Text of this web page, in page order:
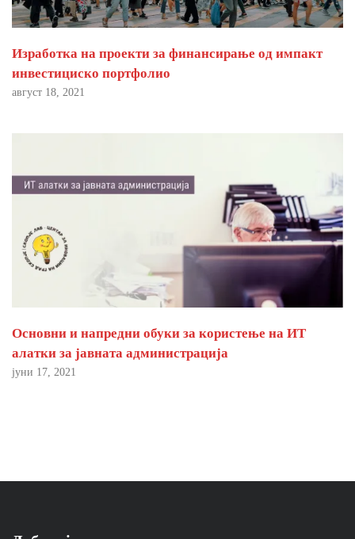
Изработка на проекти за финансирање од импакт
инвестициско портфолио
август 18, 2021
Основни и напредни обуки за користење на ИТ
алатки за јавната администрација
јуни 17, 2021